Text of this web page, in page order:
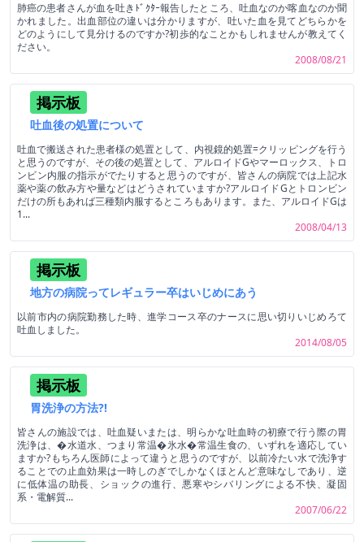
肺癌の患者さんが血を吐きﾄﾞｸﾀｰ報告したところ、吐血なのか喀血なのか聞
かれました。出血部位の違いは分かりますが、吐いた血を見てどちらかを
どのようにして見分けるのですか?初歩的なことかもしれませんが教えてく
ださい。
2008/08/21
掲示板
吐血後の処置について
吐血で搬送された患者様の処置として、内視鏡的処置=クリッピングを行う
と思うのですが、その後の処置として、アルロイドGやマーロックス、トロ
ンビン内服の指示がでたりすると思うのですが、皆さんの病院では上記水
薬や薬の飲み方や量などはどうされていますか?アルロイドGとトロンビン
だけの所もあれば三種類内服するところもあります。また、アルロイドGは
1...
2008/04/13
掲示板
地方の病院ってレギュラー卒はいじめにあう
以前市内の病院勤務した時、進学コース卒のナースに思い切りいじめろて
吐血しました。
2014/08/05
掲示板
胃洗浄の方法?!
皆さんの施設では、吐血疑いまたは、明らかな吐血時の初療で行う際の胃
洗浄は、�水道水、つまり常温�氷水�常温生食の、いずれを適応してい
ますか?もちろん医師によって違うと思うのですが、以前冷たい水で洗浄す
ることでの止血効果は一時しのぎでしかなくほとんど意味なしであり、逆
に低体温の助長、ショックの進行、悪寒やシバリングによる不快、凝固
系・電解質...
2007/06/22